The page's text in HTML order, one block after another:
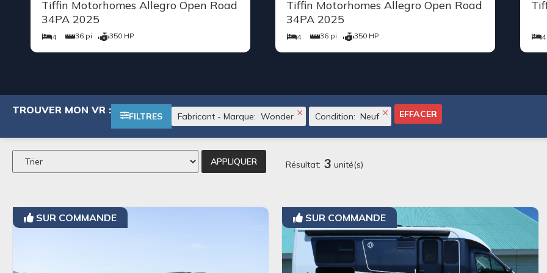
Tiffin Motorhomes Allegro Open Road
34PA 2025
4 36 pi 350 HP
Tiffin Motorhomes Byway 38CL 2026
4 39 pi 340 HP 6
TROUVER MON VR :
FILTRES Fabricant - Marque: Wonder × Condition: Neuf × EFFACER
APPLIQUER Résultat: 3 unité(s)
SUR COMMANDE SUR COMMANDE